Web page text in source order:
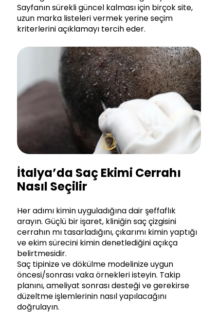
Sayfanın sürekli güncel kalması için birçok site,
uzun marka listeleri vermek yerine seçim
kriterlerini açıklamayı tercih eder.
İtalya’da Saç Ekimi Cerrahı
Nasıl Seçilir
Her adımı kimin uyguladığına dair şeffaflık
arayın. Güçlü bir işaret, kliniğin saç çizgisini
cerrahın mı tasarladığını, çıkarımı kimin yaptığı
ve ekim sürecini kimin denetlediğini açıkça
belirtmesidir.
Saç tipinize ve dökülme modelinize uygun
öncesi/sonrası vaka örnekleri isteyin. Takip
planını, ameliyat sonrası desteği ve gerekirse
düzeltme işlemlerinin nasıl yapılacağını
doğrulayın.